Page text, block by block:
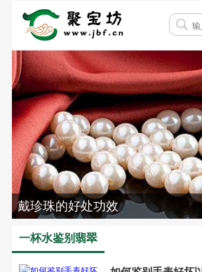
戴珍珠的好处功效
一杯水鉴别翡翠